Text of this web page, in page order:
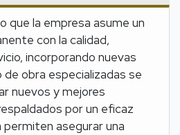
que la empresa asume un
con la calidad,
incorporando nuevas
obra especializadas se
nuevos y mejores
por un eficaz
asegurar una